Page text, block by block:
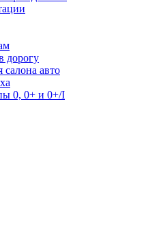
дорогу
авто
0, 0+ и 0+/I